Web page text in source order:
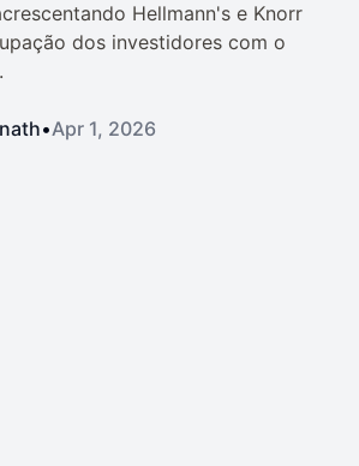
Hellmann's e Knorr
dos investidores com o
•Apr 1, 2026